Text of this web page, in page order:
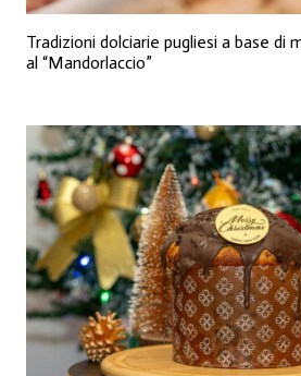
Tradizioni dolciarie pugliesi a base di
al “Mandorlaccio”